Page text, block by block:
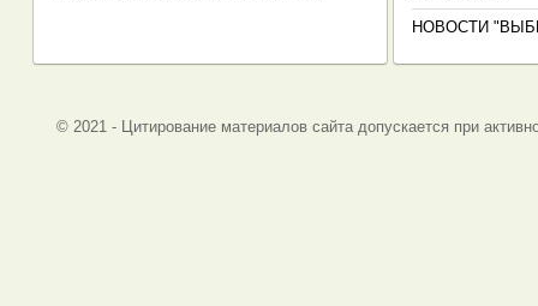
НОВОСТИ
© 2021 - Цитирование материалов сайта допускается при